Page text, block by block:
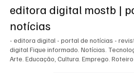
editora digital mostb |
notícias
- editora digital - portal de notícias -
digital Fique informado. Notícias.
Arte. Educação, Cultura. Emprego.